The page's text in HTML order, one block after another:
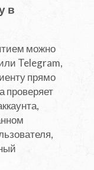
в
можно
Telegram,
прямо
проверяет